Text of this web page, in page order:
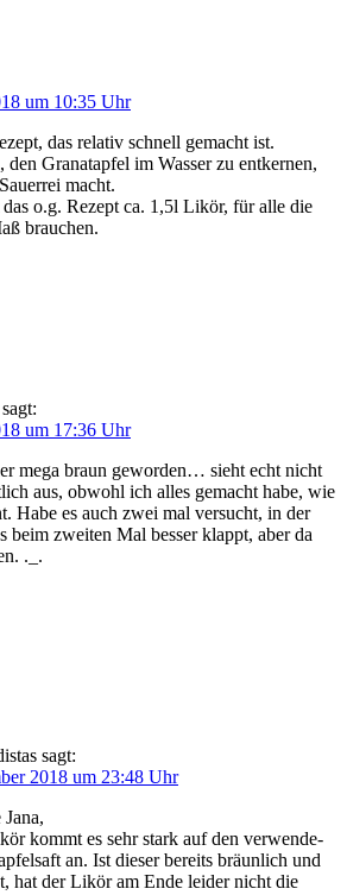
um 10:35 Uhr
das rela­tiv schnell gemacht ist.
den Gra­nat­ap­fel im Was­ser zu ent­ker­nen,
macht.
o.g. Rezept ca. 1,5l Likör, für alle die
brauchen.
sagt:
um 17:36 Uhr
mega braun gewor­den… sieht echt nicht
aus, obwohl ich alles gemacht habe, wie
Habe es auch zwei mal ver­sucht, in der
beim zwei­ten Mal bes­ser klappt, aber da
._.
sagt:
2018 um 23:48 Uhr
kommt es sehr stark auf den ver­wen­de­
an. Ist die­ser bereits bräun­lich und
hat der Likör am Ende lei­der nicht die